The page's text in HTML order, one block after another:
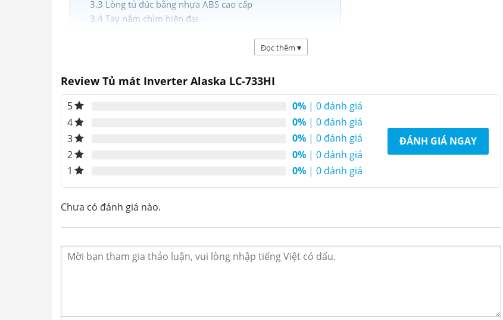
3.3 Lòng tủ đúc bằng nhựa ABS cao cấp
3.4 Tay nắm chìm hiện đại
Tủ mát Inverter Alaska LC-733HI dung tích 382L
Đọc thêm ▾
Review Tủ mát Inverter Alaska LC-733HI
5 0% | 0 đánh giá
4
0% | 0 đánh giá
3
0% | 0 đánh giá
2
0% | 0 đánh giá
1
0% | 0 đánh giá
ĐÁNH GIÁ NGAY
Chưa có đánh giá nào.